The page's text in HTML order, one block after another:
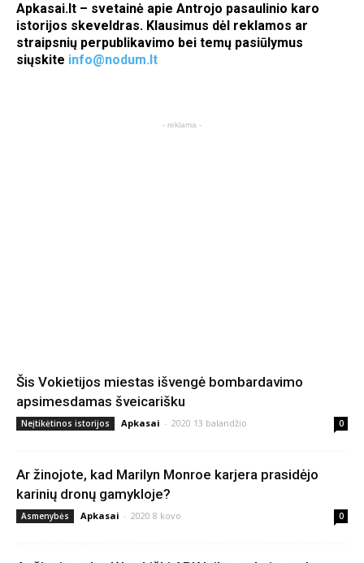
Apkasai.lt – svetainė apie Antrojo pasaulinio karo
istorijos skeveldras. Klausimus dėl reklamos ar
straipsnių perpublikavimo bei temų pasiūlymus
siųskite info@nodum.lt
- reklama -
Šis Vokietijos miestas išvengė bombardavimo
apsimesdamas šveicarišku
Neįtikėtinos istorijos Apkasai - 2020 13 balandžio 0
Ar žinojote, kad Marilyn Monroe karjera prasidėjo
karinių dronų gamykloje?
Asmenybės Apkasai - 2020 8 kovo 0